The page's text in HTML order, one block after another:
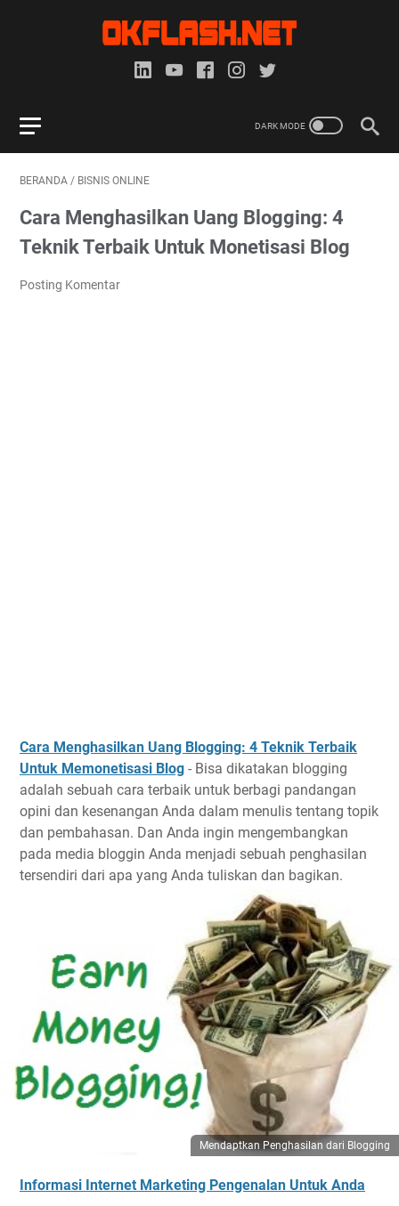
BERANDA / BISNIS ONLINE
Cara Menghasilkan Uang Blogging: 4
Teknik Terbaik Untuk Monetisasi Blog
Posting Komentar
Cara Menghasilkan Uang Blogging: 4 Teknik Terbaik
Untuk Memonetisasi Blog - Bisa dikatakan blogging
adalah sebuah cara terbaik untuk berbagi pandangan
opini dan kesenangan Anda dalam menulis tentang topik
dan pembahasan. Dan Anda ingin mengembangkan
pada media bloggin Anda menjadi sebuah penghasilan
tersendiri dari apa yang Anda tuliskan dan bagikan.
Mendaptkan Penghasilan dari Blogging
Informasi Internet Marketing Pengenalan Untuk Anda